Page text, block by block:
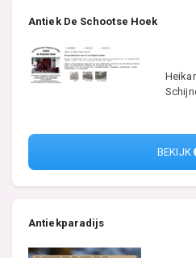
Antiek De Schootse Hoek
BEKIJK
Antiekparadijs